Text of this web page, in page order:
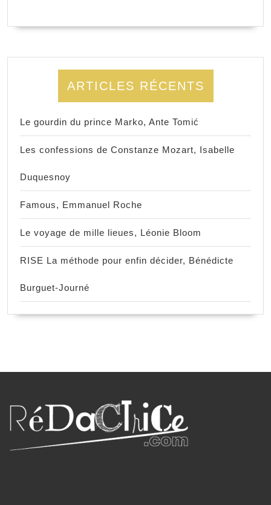
ARTICLES RÉCENTS
Le gourdin du prince Marko, Ante Tomić
Les confessions de Constanze Mozart, Isabelle
Duquesnoy
Famous, Emmanuel Roche
Le voyage de mille lieues, Léonie Bloom
RISE La méthode pour enfin décider, Bénédicte
Burguet-Journé